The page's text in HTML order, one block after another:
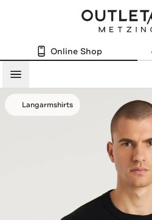
Online Shop
Menü
Langarmshirts